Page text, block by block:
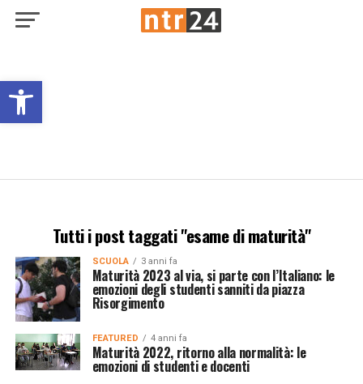
Open toolbar
Tutti i post taggati "esame di maturità"
SCUOLA 3 anni fa
Maturità 2023 al via, si parte con l’Italiano: le
emozioni degli studenti sanniti da piazza
Risorgimento
FEATURED 4 anni fa
Maturità 2022, ritorno alla normalità: le
emozioni di studenti e docenti